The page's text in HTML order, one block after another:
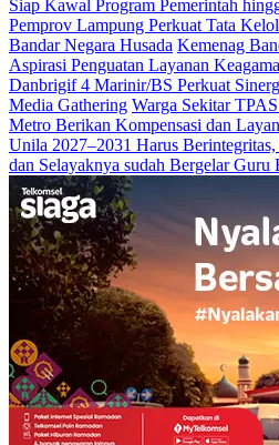
Siap Kawal Program Pemerintah
Pemprov Lampung Perkuat Tata
Bandar Negara Husada Kemenag
Aspirasi Penguatan Layanan
Danbrigif 4 Marinir/BS Perkuat
Media Gathering Warga Sekitar
Metro Berikan Kompensasi dan
Unila 2027–2031 Harus
dan Selayaknya sudah Bergelar Guru